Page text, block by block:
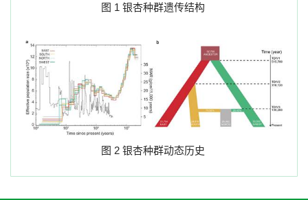
图 1 银杏种群遗传结构
图 2 银杏种群动态历史